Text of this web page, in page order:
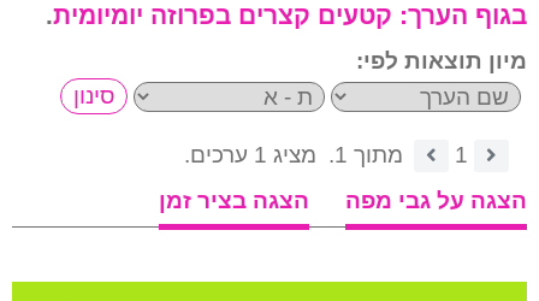
בגוף הערך: קטעים קצרים בפרוזה יומיומית.
מיון תוצאות לפי:
1 מתוך 1.
מציג 1 ערכים.
הצגה על גבי מפה
הצגה בציר זמן